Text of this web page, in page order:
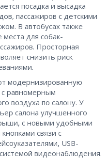
посадка и высадка
пассажиров с детскими
В автобусах также
для собак-
Просторная
снизить риск
модернизированную
равномерным
воздуха по салону. У
салона улучшенного
с новыми удобными
связи с
USB-
видеонаблюдения.